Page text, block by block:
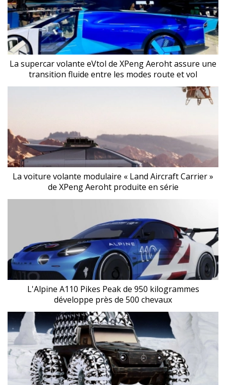
La supercar volante eVtol de XPeng Aeroht assure une
transition fluide entre les modes route et vol
La voiture volante modulaire « Land Aircraft Carrier »
de XPeng Aeroht produite en série
L'Alpine A110 Pikes Peak de 950 kilogrammes
développe près de 500 chevaux